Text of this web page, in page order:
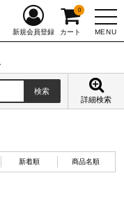
MENU
新規会員登録 カート
0
詳細検索
新着順 商品名順